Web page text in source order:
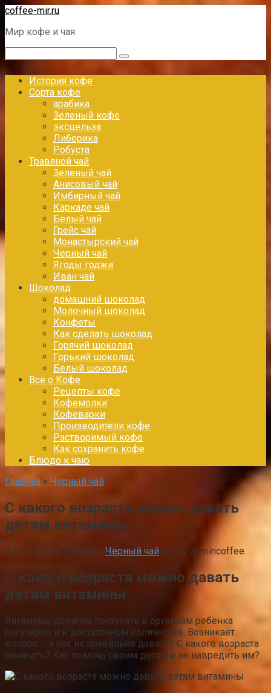
Перейти
контенту
coffee-mir.ru
Мир кофе и чая
История кофе
Сорта кофе
арабика
Зеленый кофе
эксцельза
Либерика
Робуста
Травяной чай
Зеленый чай
Анисовый чай
Имбирный чай
Каркаде чай
Белый чай
Грейс чай
Монастырский чай
Черный чай
Ягоды годжи
Иван чай
Шоколад
домашний шоколад
Молочный шоколад
Конфеты
Как сделать шоколад
Горячий шоколад
Горький шоколад
Белый шоколад
Все о Кофе
Рецепты кофе
Кофемолки
Кофеварки
Производители кофе
Растворимый кофе
Как сохранить кофе
Блюдо к чаю
Главная » Черный чай
С какого возраста можно давать
детям витамины
2 июня, 2020Рубрика: Черный чайАвтор: admincoffee
С какого возраста можно давать
детям витамины
Витамины должны поступать в организм ребенка
регулярно и в достаточном количестве. Возникает
вопрос – а как их правильно давать? С какого возраста
начинать? Как помочь своим детям и не навредить им?